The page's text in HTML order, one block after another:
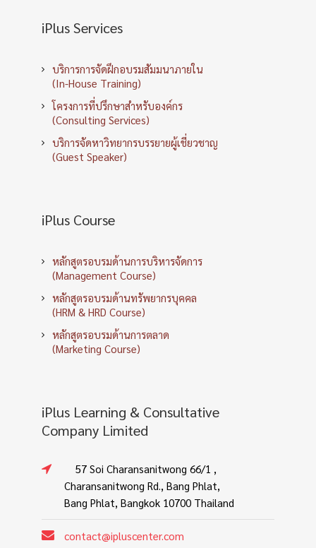
iPlus Services
บริการการจัดฝึกอบรมสัมมนาภายใน
(In-House Training)
โครงการที่ปรึกษาสำหรับองค์กร
(Consulting Services)
บริการจัดหาวิทยากรบรรยายผู้เชี่ยวชาญ
(Guest Speaker)
iPlus Course
หลักสูตรอบรมด้านการบริหารจัดการ
(Management Course)
หลักสูตรอบรมด้านทรัพยากรบุคคล
(HRM & HRD Course)
หลักสูตรอบรมด้านการตลาด
(Marketing Course)
iPlus Learning & Consultative
Company Limited
57 Soi Charansanitwong 66/1 ,
Charansanitwong Rd., Bang Phlat,
Bang Phlat, Bangkok 10700 Thailand
contact@ipluscenter.com